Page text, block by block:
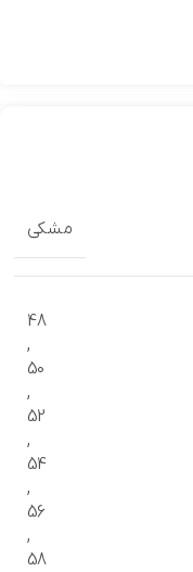
مشکی
48
,
50
,
52
,
54
,
56
,
58